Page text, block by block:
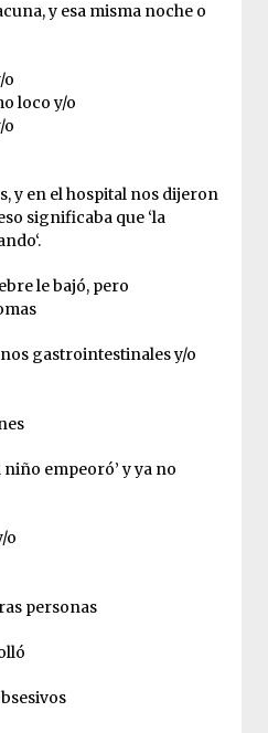
y esa misma noche o
o
loco y/o
o
y en el hospital nos dijeron
significaba que ‘la
le bajó, pero
gastrointestinales y/o
niño empeoró’ y ya no
o
personas